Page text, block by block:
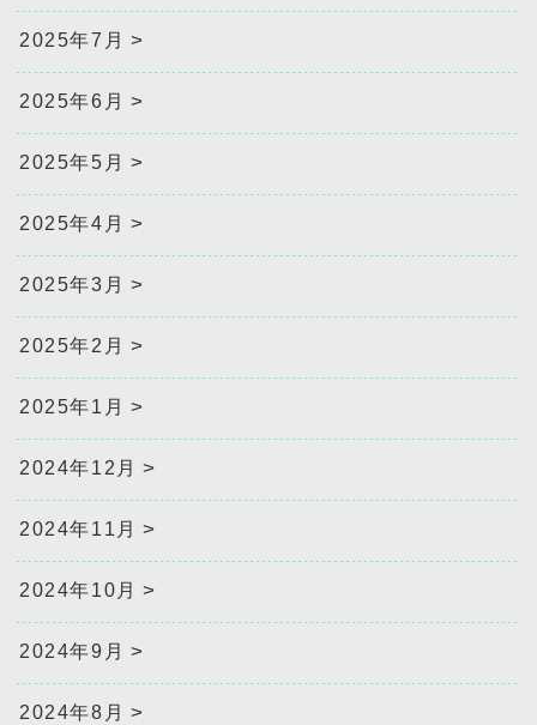
2025年7月
2025年6月
2025年5月
2025年4月
2025年3月
2025年2月
2025年1月
2024年12月
2024年11月
2024年10月
2024年9月
2024年8月